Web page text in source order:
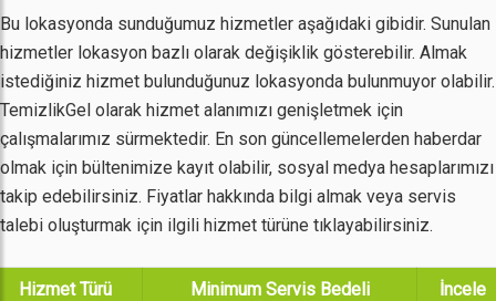
Bu lokasyonda sunduğumuz hizmetler aşağıdaki gibidir. Sunulan
hizmetler lokasyon bazlı olarak değişiklik gösterebilir. Almak
istediğiniz hizmet bulunduğunuz lokasyonda bulunmuyor olabilir.
TemizlikGel olarak hizmet alanımızı genişletmek için
çalışmalarımız sürmektedir. En son güncellemelerden haberdar
olmak için bültenimize kayıt olabilir, sosyal medya hesaplarımızı
takip edebilirsiniz. Fiyatlar hakkında bilgi almak veya servis
talebi oluşturmak için ilgili hizmet türüne tıklayabilirsiniz.
Hizmet Türü Minimum Servis Bedeli İncele